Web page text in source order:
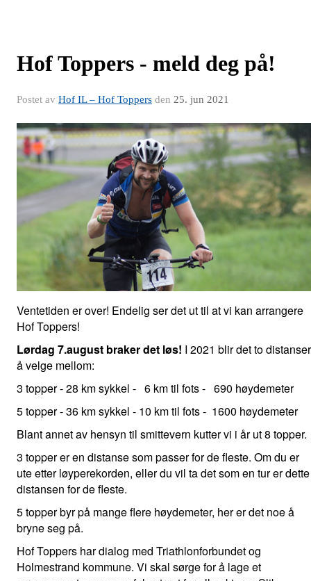
Hof Toppers - meld deg på!
Postet av Hof IL – Hof Toppers den 25. jun 2021
Ventetiden er over! Endelig ser det ut til at vi kan arrangere
Hof Toppers!
Lørdag 7.august braker det løs! I 2021 blir det to distanser
å velge mellom:
3 topper - 28 km sykkel - 6 km til fots - 690 høydemeter
5 topper - 36 km sykkel - 10 km til fots - 1600 høydemeter
Blant annet av hensyn til smittevern kutter vi i år ut 8 topper.
3 topper er en distanse som passer for de fleste. Om du er
ute etter løyperekorden, eller du vil ta det som en tur er dette
distansen for de fleste.
5 topper byr på mange flere høydemeter, her er det noe å
bryne seg på.
Hof Toppers har dialog med Triathlonforbundet og
Holmestrand kommune. Vi skal sørge for å lage et